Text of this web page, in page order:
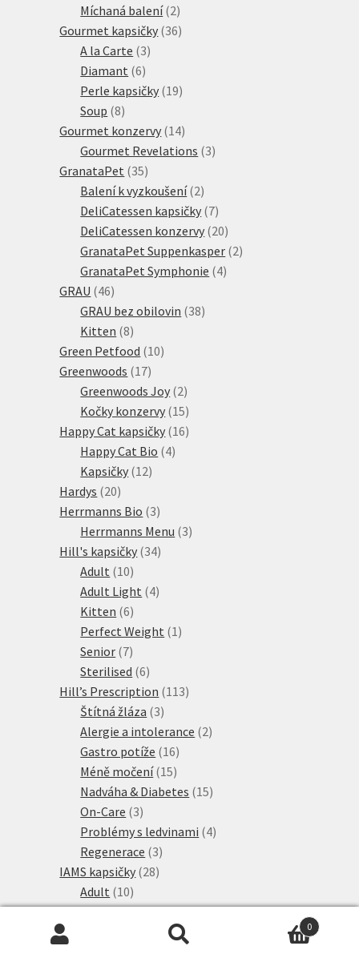
Míchaná balení 22
produkty
Gourmet kapsičky 3636
A la Carte 33
Diamant 66
produktů
Perle kapsičky 1919
Soup 88
produktů
Gourmet konzervy 1414
produktů
Gourmet Revelations 33
GranataPet 3535
produktů
Balení k vyzkoušení 22
produkty
DeliCatessen kapsičky 77
produktů
DeliCatessen konzervy 2020
produktů
GranataPet Suppenkasper 22
GranataPet Symphonie 44
GRAU 4646
produktů
GRAU bez obilovin 3838
Kitten 88
produktů
Green Petfood 1010
Greenwoods 1717
produktů
Greenwoods Joy 22
produkty
Kočky konzervy 1515
produktů
Happy Cat kapsičky 1616
Happy Cat Bio 44
Kapsičky 1212
Hardys 2020
produktů
Herrmanns Bio 33
produkty
Herrmanns Menu 33
Hill's kapsičky 3434
Adult 1010
produktů
Adult Light 44
Kitten 66
produktů
Perfect Weight 1 1
Senior 77
produktů
Sterilised 66
produktů
Hill’s Prescription 113113
Štítná žláza 33
produkty
Alergie a intolerance 22
Gastro potíže 1616
produktů
Méně močení 1515
produktů
Nadváha & Diabetes 1515
On-Care 33
produkty
Problémy s ledvinami 44
Regenerace 33
produkty
IAMS kapsičky 2828
Adult 1010
produktů
IAMS Naturally 44
produkty
IAMS výhodná balení 0